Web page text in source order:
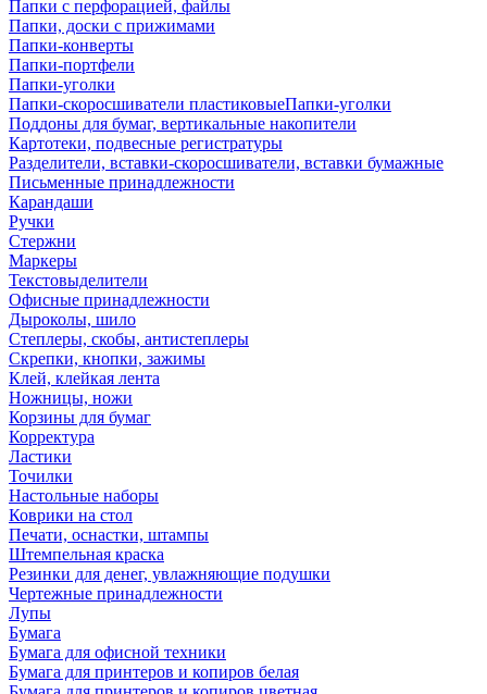
Папки с перфорацией, файлы
Папки, доски с прижимами
Папки-конверты
Папки-портфели
Папки-уголки
Папки-скоросшиватели пластиковыеПапки-уголки
Поддоны для бумаг, вертикальные накопители
Картотеки, подвесные регистратуры
Разделители, вставки-скоросшиватели, вставки бумажные
Письменные принадлежности
Карандаши
Ручки
Стержни
Маркеры
Текстовыделители
Офисные принадлежности
Дыроколы, шило
Степлеры, скобы, антистеплеры
Скрепки, кнопки, зажимы
Клей, клейкая лента
Ножницы, ножи
Корзины для бумаг
Корректура
Ластики
Точилки
Настольные наборы
Коврики на стол
Печати, оснастки, штампы
Штемпельная краска
Резинки для денег, увлажняющие подушки
Чертежные принадлежности
Лупы
Бумага
Бумага для офисной техники
Бумага для принтеров и копиров белая